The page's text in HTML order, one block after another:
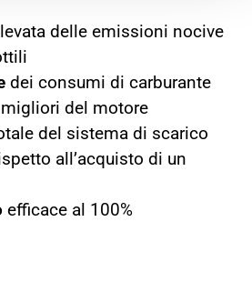
delle emissioni nocive
dei consumi di carburante
migliori del motore
del sistema di scarico
all’acquisto di un
efficace al 100%